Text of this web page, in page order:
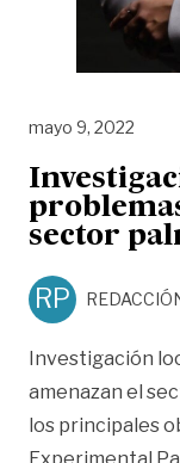
mayo 9, 2022
sector
RP
Investigación
amenazan el
los principales